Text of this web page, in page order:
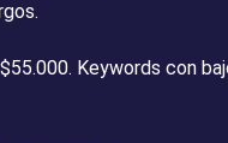
Keywords con